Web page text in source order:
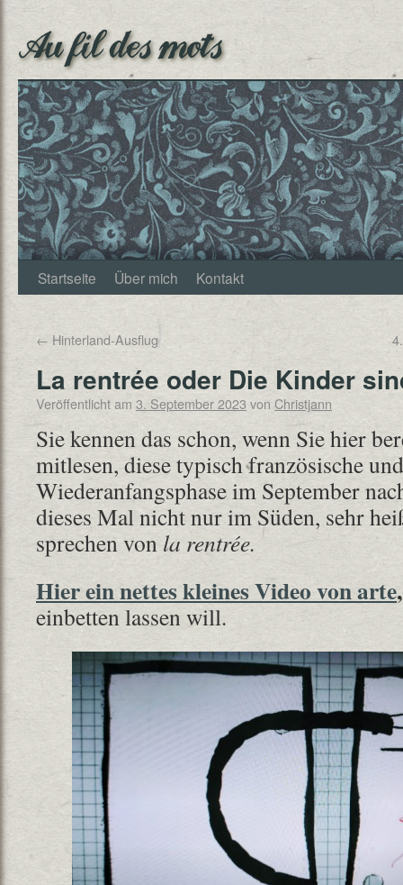
Au fil des mots
Startseite Über mich Kontakt
← Hinterland-Ausflug
La rentrée oder Die Kinder
Veröffentlicht am 3. September 2023 von Christjann
Sie kennen das schon, wenn Sie hier
mitlesen, diese typisch französische
Wiederanfangsphase im September
dieses Mal nicht nur im Süden, sehr
sprechen von la rentrée.
Hier ein nettes kleines Video von arte,
einbetten lassen will.